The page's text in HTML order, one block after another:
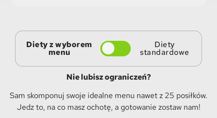
Diety z wyborem
menu
Diety
standardowe
Nie lubisz ograniczeń?
Sam skomponuj swoje idealne menu nawet z 25 posiłków.
Jedz to, na co masz ochotę, a gotowanie zostaw nam!